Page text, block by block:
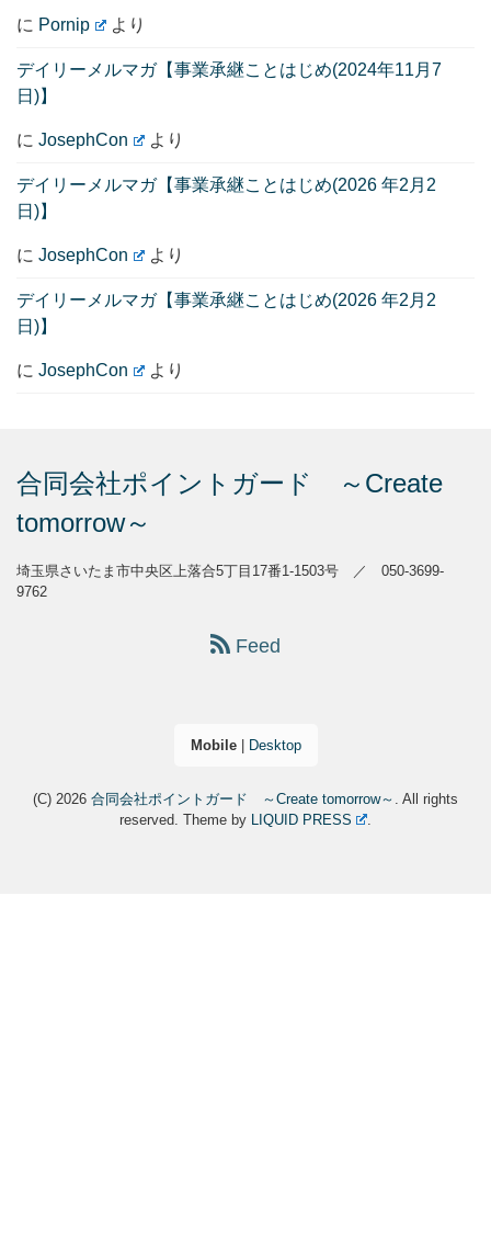
に Pornip より
デイリーメルマガ【事業承継ことはじめ(2024年11月7
日)】
に JosephCon より
デイリーメルマガ【事業承継ことはじめ(2026 年2月2
日)】
に JosephCon より
デイリーメルマガ【事業承継ことはじめ(2026 年2月2
日)】
に JosephCon より
合同会社ポイントガード ～Create
tomorrow～
埼玉県さいたま市中央区上落合5丁目17番1-1503号 ／ 050-3699-
9762
Feed
Mobile| Desktop
(C) 2026 合同会社ポイントガード ～Create tomorrow～ . All rights
reserved.Theme by LIQUID PRESS .